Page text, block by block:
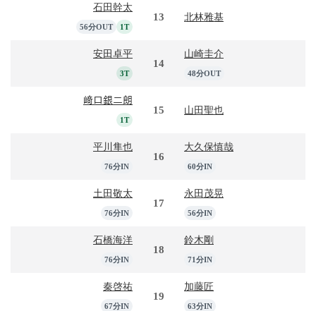
石田幹太
56分OUT 1T
13 北林雅基
安田卓平
3T
14
山崎圭介
48分OUT
﨑口銀二朗
1T
15 山田聖也
平川隼也
76分IN
16
大久保慎哉
60分IN
土田敬太
76分IN
17
永田茂晃
56分IN
石橋海洋
76分IN
18
鈴木剛
71分IN
秦啓祐
67分IN
19
加藤匠
63分IN